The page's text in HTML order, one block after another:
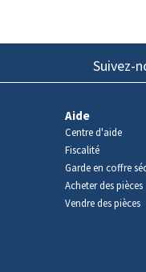
Suivez-
Aide
Centre d'aide
Fiscalité
Garde en coffre
Acheter des pièces
Vendre des pièces